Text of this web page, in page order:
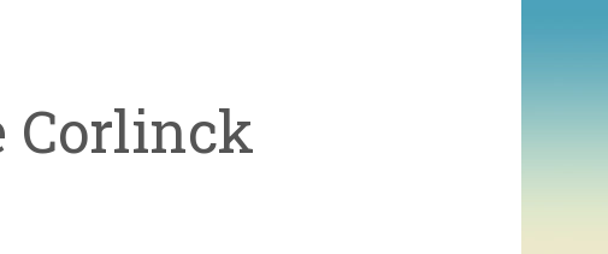
Corlinck